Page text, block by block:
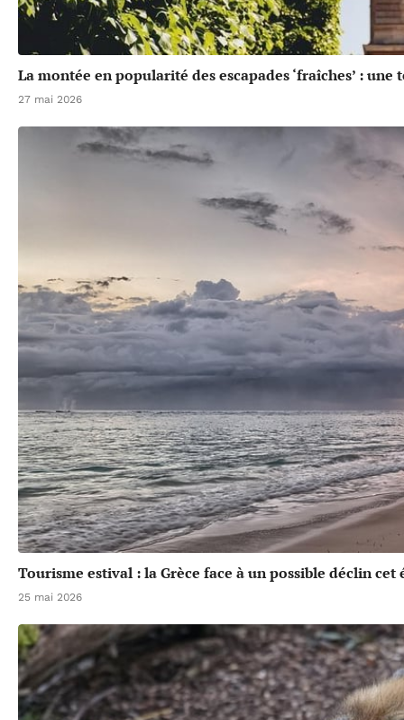
La montée en popularité des escapades ‘fraîches’ :
27 mai 2026
Tourisme estival : la Grèce face à un possible déclin cet
25 mai 2026